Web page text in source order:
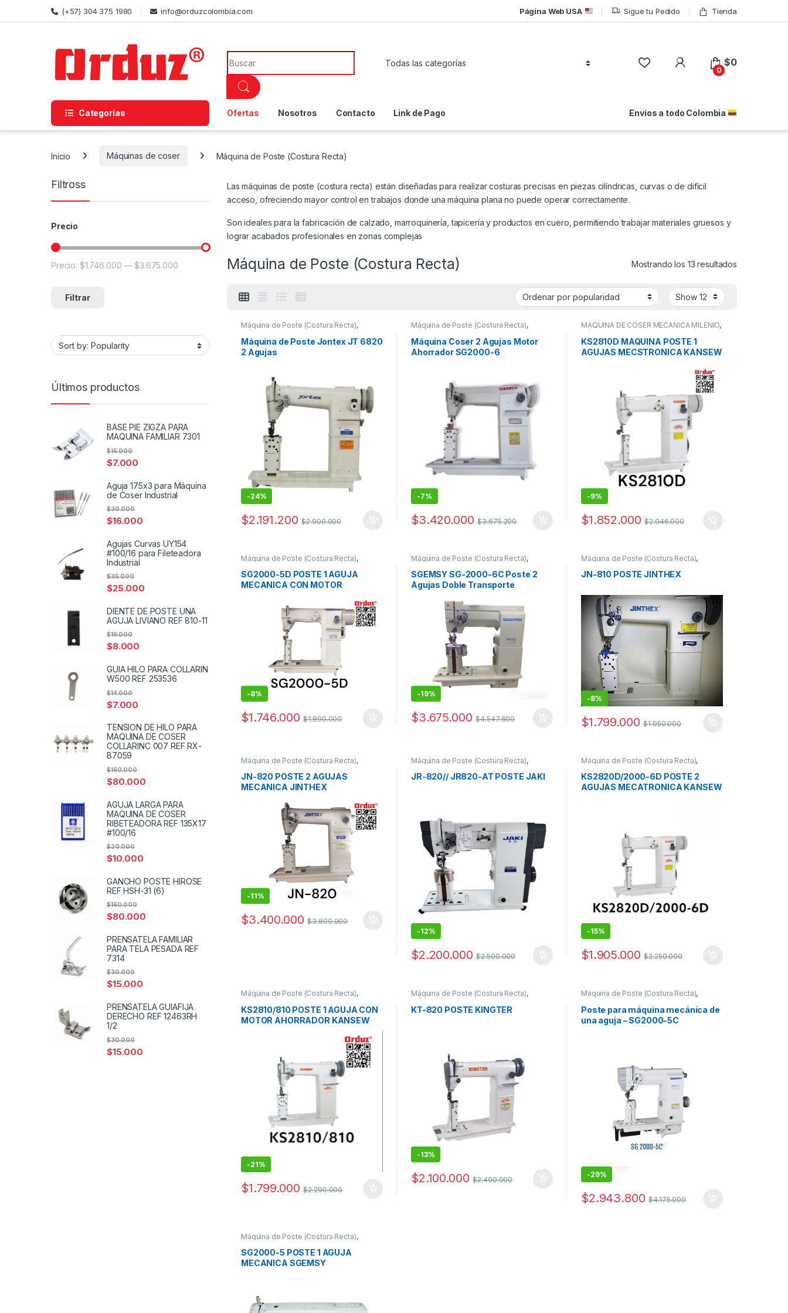
Skip to navigation
Skip to content (+57) 304 375 1980 info@orduzcolombia.com Página Web USA Sigue tu Pedido Tienda
Search for:
0
$0
Categorías Ofertas Nosotros Contacto Link de Pago Envíos a todo Colombia
Inicio Máquinas de coser Máquina de Poste (Costura Recta)
Las máquinas de poste (costura recta) están diseñadas para realizar costuras precisas en piezas cilíndricas, curvas o de difícil
acceso, ofreciendo mayor control en trabajos donde una máquina plana no puede operar correctamente.
Son ideales para la fabricación de calzado, marroquinería, tapicería y productos en cuero, permitiendo trabajar materiales gruesos y
lograr acabados profesionales en zonas complejas
Máquina de Poste (Costura Recta) Mostrando los 13 resultados
Máquina de Poste (Costura Recta),
Máquinas de Coser Industriales
Máquina de Poste Jontex JT 6820
2 Agujas
-24%
$2.191.200 $2.900.000
Máquina de Poste (Costura Recta),
Máquinas de Coser Industriales
Máquina Coser 2 Agujas Motor
Ahorrador SG2000-6
-7%
$3.420.000 $3.675.200
MAQUINA DE COSER MECANICA MILENIO,
Máquina de Poste (Costura Recta)
Máquinas de Coser Industriales
KS2810D MAQUINA POSTE 1
AGUJAS MECSTRONICA KANSEW
-9%
$1.852.000 $2.046.000
Máquina de Poste (Costura Recta),
Máquinas de Coser Industriales
SG2000-5D POSTE 1 AGUJA
MECANICA CON MOTOR
-8%
$1.746.000 $1.890.000
Máquina de Poste (Costura Recta),
Máquinas de Coser Industriales
SGEMSY SG-2000-6C Poste 2
Agujas Doble Transporte
-19%
$3.675.000 $4.547.600
Máquina de Poste (Costura Recta),
Máquinas de Coser Industriales
JN-810 POSTE JINTHEX
-8%
$1.799.000 $1.950.000
Máquina de Poste (Costura Recta),
JN-820 POSTE 2 AGUJAS
MECANICA JINTHEX
-11%
$3.400.000 $3.800.000
Máquina de Poste (Costura Recta),
JR-820// JR820-AT POSTE JAKI
-12%
$2.200.000 $2.500.000
Máquina de Poste (Costura Recta),
KS2820D/2000-6D POSTE 2
AGUJAS MECATRONICA KANSEW
-15%
$1.905.000 $2.250.000
Máquina de Poste (Costura Recta),
Máquinas de Coser Industriales
KS2810/810 POSTE 1 AGUJA CON
MOTOR AHORRADOR KANSEW
-21%
$1.799.000 $2.290.000
Máquina de Poste (Costura Recta),
Máquinas de Coser Industriales
KT-820 POSTE KINGTER
-13%
$2.100.000 $2.400.000
Máquina de Poste (Costura Recta),
Máquinas de Coser Industriales
Poste para máquina mecánica de
una aguja – SG2000-5C
-29%
$2.943.800 $4.175.000
Máquina de Poste (Costura Recta),
SG2000-5 POSTE 1 AGUJA
MECANICA SGEMSY
Filtross
Precio
Precio mínimo
Precio máximo
Filtrar
Precio: $1.746.000 —$3.675.000
Últimos productos
BASE PIE ZIGZA PARA
MAQUINA FAMILIAR 7301
$7.000
$15.000
Aguja 175x3 para Máquina
de Coser Industrial
$16.000
$30.000
Agujas Curvas UY154
#100/16 para Fileteadora
Industrial
$25.000
$35.000
DIENTE DE POSTE UNA
AGUJA LIVIANO REF 810-11
$8.000
$16.000
GUIA HILO PARA COLLARIN
W500 REF 253536
$7.000
$14.000
TENSION DE HILO PARA
MAQUINA DE COSER
COLLARINC 007 REF RX-
B7059
$80.000
$160.000
AGUJA LARGA PARA
MAQUINA DE COSER
RIBETEADORA REF 135X17
#100/16
$10.000
$20.000
GANCHO POSTE HIROSE
REF HSH-31 (6)
$80.000
$160.000
PRENSATELA FAMILIAR
PARA TELA PESADA REF
7314
$15.000
$30.000
PRENSATELA GUIAFIJA
DERECHO REF 12463RH
1/2
$15.000
$30.000